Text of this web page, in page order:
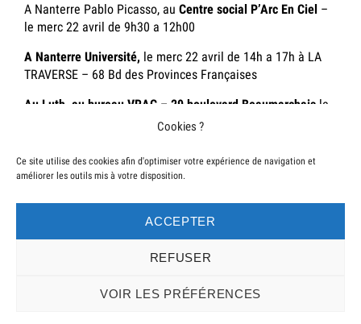
Cookies ?
Ce site utilise des cookies afin d'optimiser votre expérience de navigation et
améliorer les outils mis à votre disposition.
ACCEPTER
REFUSER
VOIR LES PRÉFÉRENCES
A Nanterre Pablo Picasso, au Centre social P’Arc En Ciel –
le merc 22 avril de 9h30 a 12h00
A Nanterre Université, le merc 22 avril de 14h a 17h à LA
TRAVERSE – 68 Bd des Provinces Françaises
Au Luth, au bureau VRAC – 29 boulevard Beaumarchais le
jeudi 23 avril de 9h30 a 12h30
A Asnières,le jeudi 23 avril de 9h30 a 12h30 au Cèdre